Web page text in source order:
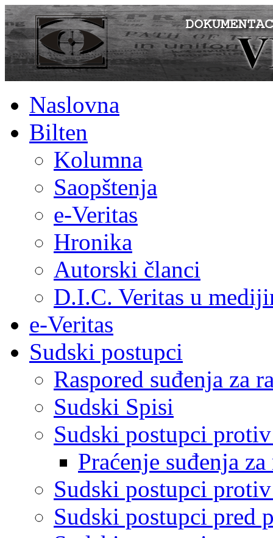
Naslovna
Bilten
Kolumna
Saopštenja
e-Veritas
Hronika
Autorski članci
D.I.C. Veritas u
e-Veritas
Sudski postupci
Raspored suđenja za
Sudski Spisi
Sudski postupci
Praćenje suđenja
Sudski postupci
Sudski postupci pred